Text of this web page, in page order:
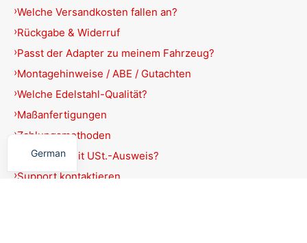
Welche Versandkosten fallen an?
Rückgabe & Widerruf
Passt der Adapter zu meinem Fahrzeug?
Montagehinweise / ABE / Gutachten
Welche Edelstahl-Qualität?
Maßanfertigungen
Zahlungsmethoden
Rechnung mit USt.-Ausweis?
Support kontaktieren
German
English